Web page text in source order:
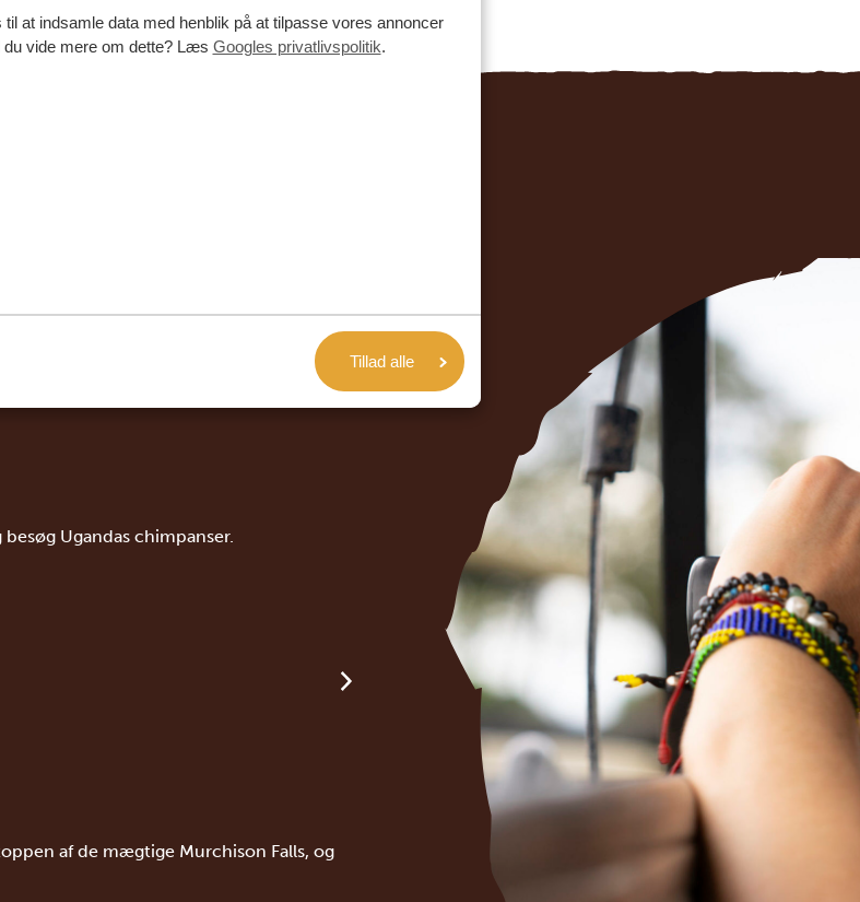
at indsamle data med henblik på at tilpasse vores annoncer
vide mere om dette? Læs Googles privatlivspolitik.
Tillad alle
med et par støjreducerende
pengene i endnu flere oplevelser og
mange spændende aktiviteter og udflugter.
Ugandas chimpanser.
af de mægtige Murchison Falls, og